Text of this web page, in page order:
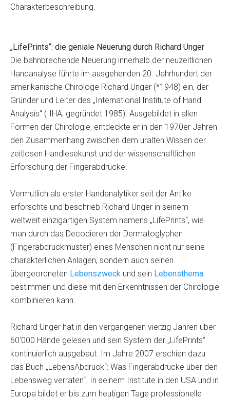
Charakterbeschreibung.
„LifePrints“: die geniale Neuerung durch Richard Unger
Die bahnbrechende Neuerung innerhalb der neuzeitlichen
Handanalyse führte im ausgehenden 20. Jahrhundert der
amerikanische Chirologe Richard Unger (*1948) ein, der
Gründer und Leiter des „International Institute of Hand
Analysis“ (IIHA; gegründet 1985). Ausgebildet in allen
Formen der Chirologie, entdeckte er in den 1970er Jahren
den Zusammenhang zwischen dem uralten Wissen der
zeitlosen Handlesekunst und der wissenschaftlichen
Erforschung der Fingerabdrücke.
Vermutlich als erster Handanalytiker seit der Antike
erforschte und beschrieb Richard Unger in seinem
weltweit einzigartigen System namens „LifePrints“, wie
man durch das Decodieren der Dermatoglyphen
(Fingerabdruckmuster) eines Menschen nicht nur seine
charakterlichen Anlagen, sondern auch seinen
übergeordneten Lebenszweck und sein Lebensthema
bestimmen und diese mit den Erkenntnissen der Chirologie
kombinieren kann.
Richard Unger hat in den vergangenen vierzig Jahren über
60‘000 Hände gelesen und sein System der „LifePrints“
kontinuierlich ausgebaut. Im Jahre 2007 erschien dazu
das Buch „LebensAbdruck“: Was Fingerabdrücke über den
Lebensweg verraten“. In seinem Institute in den USA und in
Europa bildet er bis zum heutigen Tage professionelle